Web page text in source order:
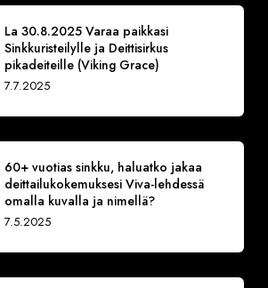
La 30.8.2025 Varaa paikkasi
Sinkkuristeilylle ja Deittisirkus
pikadeiteille (Viking Grace)
7.7.2025
60+ vuotias sinkku, haluatko jakaa
deittailukokemuksesi Viva-lehdessä
omalla kuvalla ja nimellä?
7.5.2025